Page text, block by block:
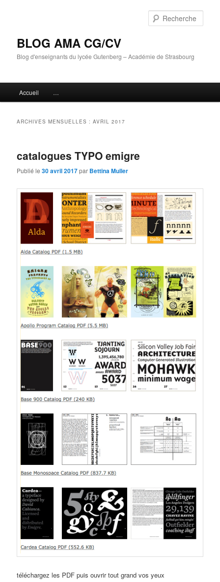
BLOG AMA CG/CV
Blog d'enseignants du lycée Gutenberg – Académie de Strasbourg
principal
Accueil …
ARCHIVES MENSUELLES :AVRIL 2017
catalogues TYPO emigre
Publié le30 avril 2017par Bettina Muller
téléchargez les PDF puis ouvrir tout grand vos yeux